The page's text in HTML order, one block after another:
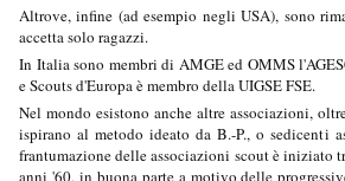
Altrove, infine (ad esempio negli USA), sono
accetta solo ragazzi.
In Italia sono membri di AMGE ed OMMS
e Scouts d'Europa è membro della UIGSE FSE.
Nel mondo esistono anche altre associazioni,
ispirano al metodo ideato da B.-P., o sedicenti
frantumazione delle associazioni scout è iniziato
anni '60, in buona parte a motivo delle